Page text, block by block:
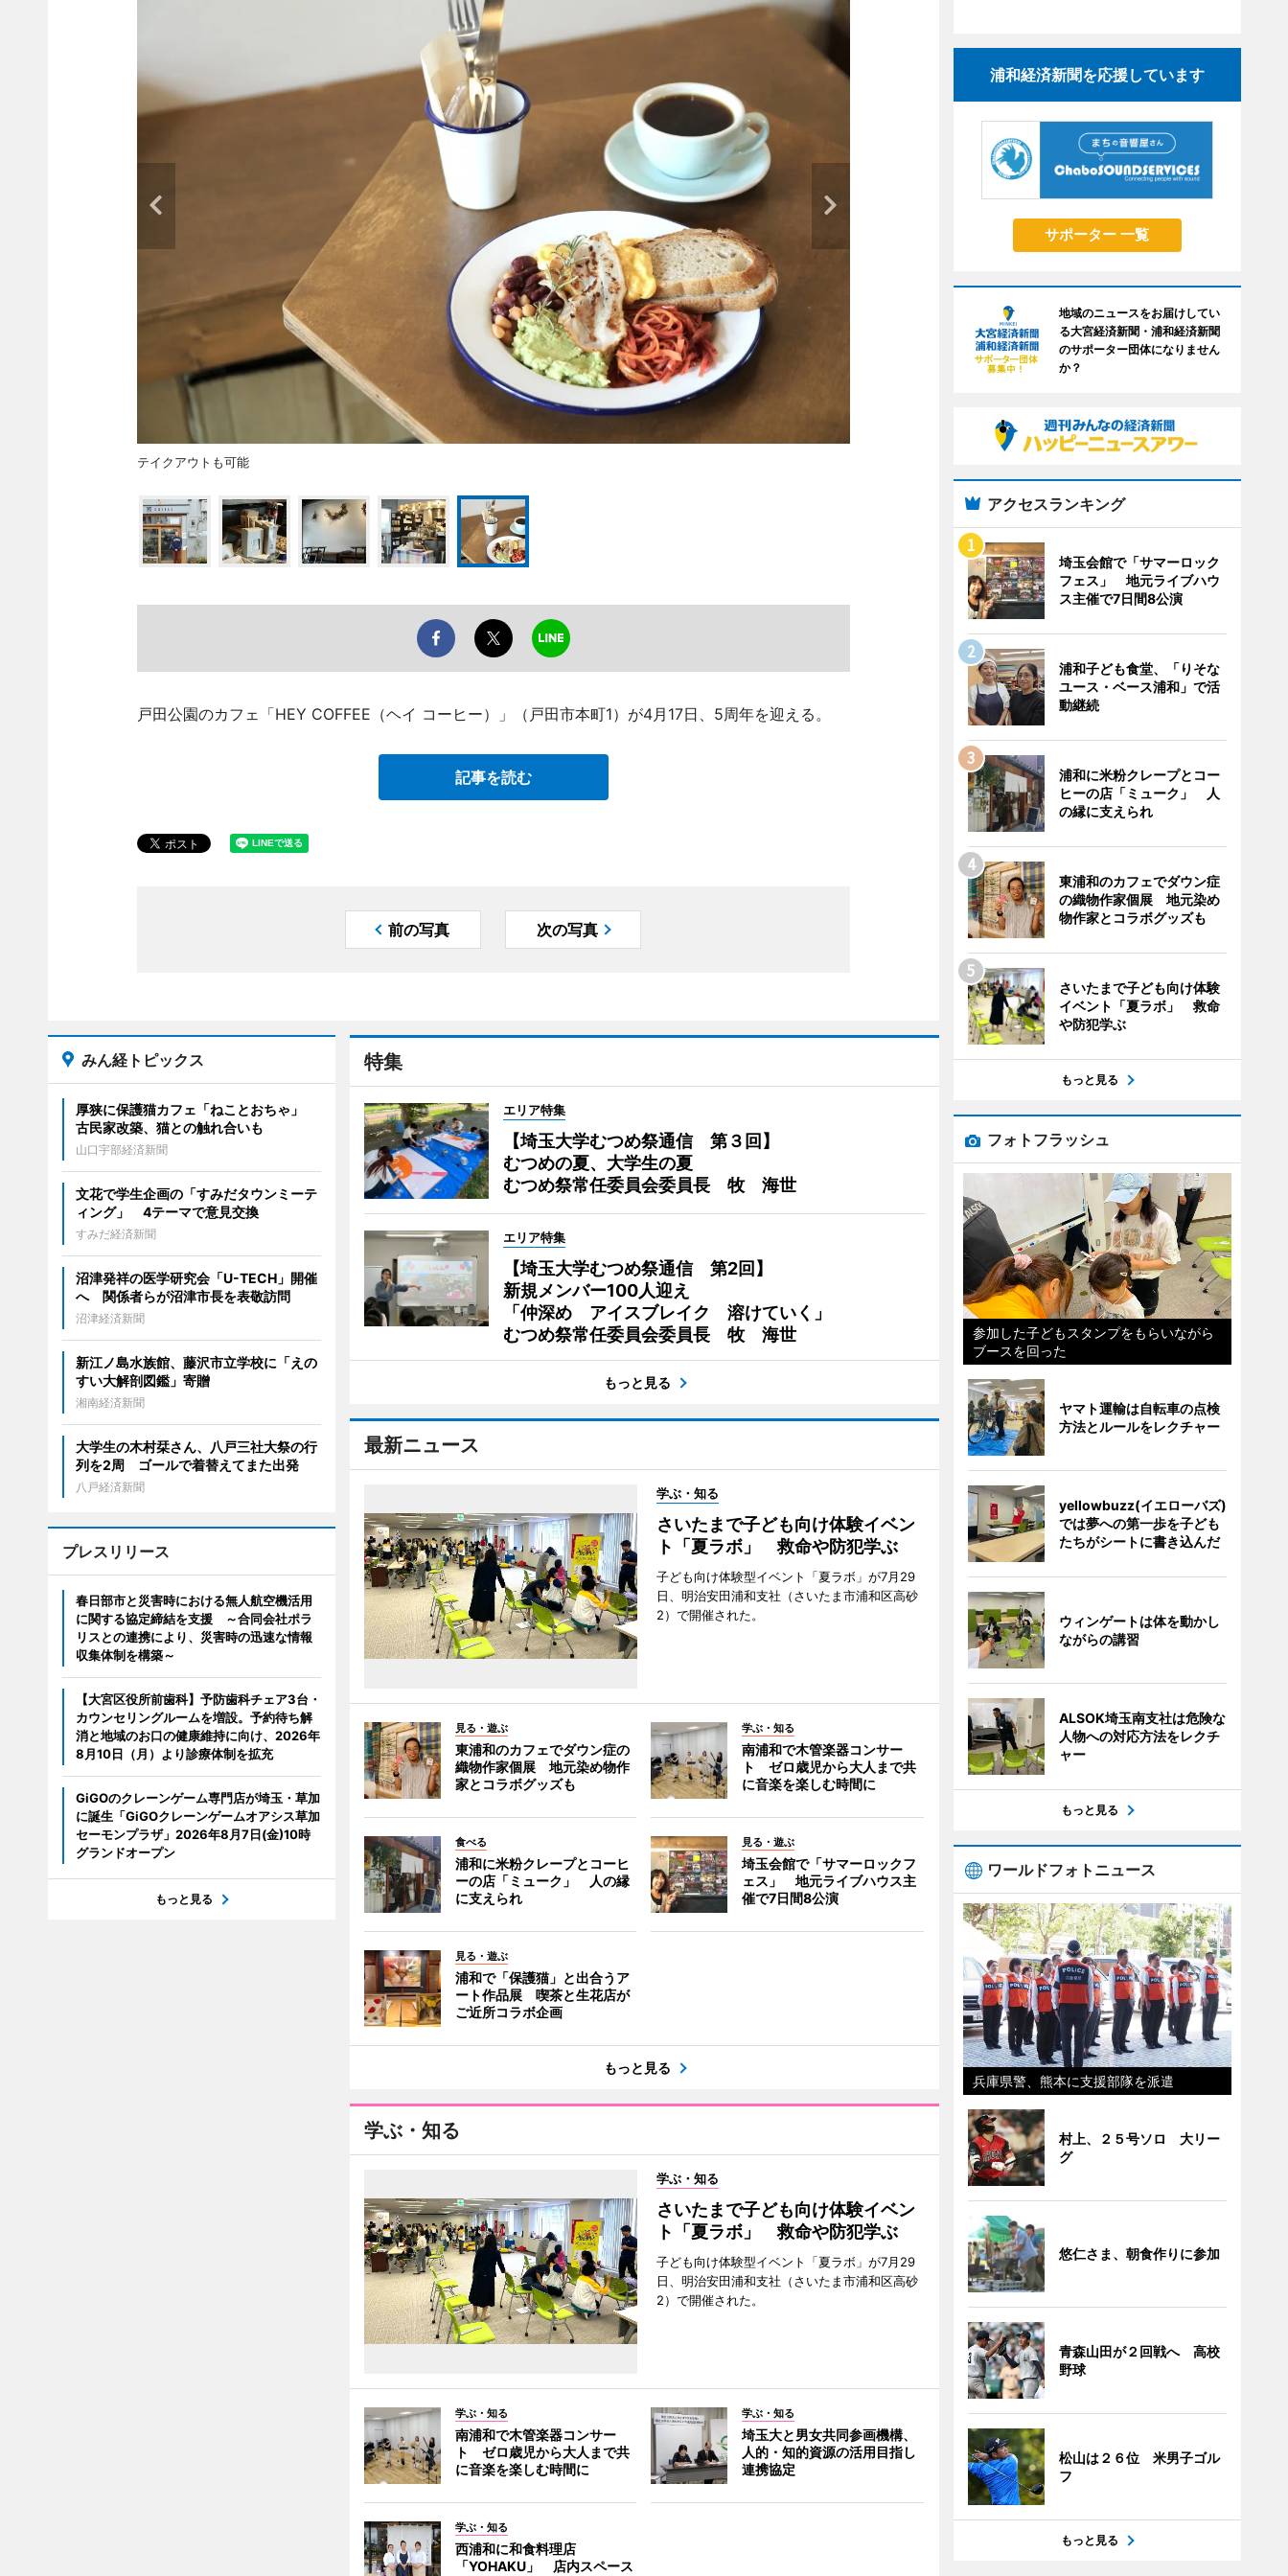
テイクアウトも可能
戸田公園のカフェ「HEY COFFEE（ヘイ コーヒー）」（戸田市本町1）が4月17日、5周年を迎える。
記事を読む
前の写真 次の写真
特集
エリア特集
【埼玉大学むつめ祭通信 第３回】
むつめの夏、大学生の夏
むつめ祭常任委員会委員長 牧 海世
エリア特集
【埼玉大学むつめ祭通信 第2回】
新規メンバー100人迎え
「仲深め アイスブレイク 溶けていく」
むつめ祭常任委員会委員長 牧 海世
もっと見る
最新ニュース
学ぶ・知る
さいたまで子ども向け体験イベン
ト「夏ラボ」 救命や防犯学ぶ
子ども向け体験型イベント「夏ラボ」が7月29
日、明治安田浦和支社（さいたま市浦和区高砂
2）で開催された。
見る・遊ぶ
東浦和のカフェでダウン症の
織物作家個展 地元染め物作
家とコラボグッズも
学ぶ・知る
南浦和で木管楽器コンサー
ト ゼロ歳児から大人まで共
に音楽を楽しむ時間に
食べる
浦和に米粉クレープとコーヒ
ーの店「ミューク」 人の縁
に支えられ
見る・遊ぶ
埼玉会館で「サマーロックフ
ェス」 地元ライブハウス主
催で7日間8公演
見る・遊ぶ
浦和で「保護猫」と出合うア
ート作品展 喫茶と生花店が
ご近所コラボ企画
もっと見る
学ぶ・知る
学ぶ・知る
さいたまで子ども向け体験イベン
ト「夏ラボ」 救命や防犯学ぶ
子ども向け体験型イベント「夏ラボ」が7月29
日、明治安田浦和支社（さいたま市浦和区高砂
2）で開催された。
学ぶ・知る
南浦和で木管楽器コンサー
ト ゼロ歳児から大人まで共
に音楽を楽しむ時間に
学ぶ・知る
埼玉大と男女共同参画機構、
人的・知的資源の活用目指し
連携協定
学ぶ・知る
西浦和に和食料理店
「YOHAKU」 店内スペース
みん経トピックス
厚狭に保護猫カフェ「ねことおちゃ」
古民家改築、猫との触れ合いも
山口宇部経済新聞
文花で学生企画の「すみだタウンミーテ
ィング」 4テーマで意見交換
すみだ経済新聞
沼津発祥の医学研究会「U-TECH」開催
へ 関係者らが沼津市長を表敬訪問
沼津経済新聞
新江ノ島水族館、藤沢市立学校に「えの
すい大解剖図鑑」寄贈
湘南経済新聞
大学生の木村栞さん、八戸三社大祭の行
列を2周 ゴールで着替えてまた出発
八戸経済新聞
プレスリリース
春日部市と災害時における無人航空機活用
に関する協定締結を支援 ～合同会社ポラ
リスとの連携により、災害時の迅速な情報
収集体制を構築～
【大宮区役所前歯科】予防歯科チェア3台・
カウンセリングルームを増設。予約待ち解
消と地域のお口の健康維持に向け、2026年
8月10日（月）より診療体制を拡充
GiGOのクレーンゲーム専門店が埼玉・草加
に誕生「GiGOクレーンゲームオアシス草加
セーモンプラザ」2026年8月7日(金)10時
グランドオープン
もっと見る
浦和経済新聞を応援しています
サポーター 一覧
地域のニュースをお届けしてい
る大宮経済新聞・浦和経済新聞
のサポーター団体になりません
か？
アクセスランキング
埼玉会館で「サマーロック
フェス」 地元ライブハウ
ス主催で7日間8公演
浦和子ども食堂、「りそな
ユース・ベース浦和」で活
動継続
浦和に米粉クレープとコー
ヒーの店「ミューク」 人
の縁に支えられ
東浦和のカフェでダウン症
の織物作家個展 地元染め
物作家とコラボグッズも
さいたまで子ども向け体験
イベント「夏ラボ」 救命
や防犯学ぶ
もっと見る
フォトフラッシュ
参加した子どもスタンプをもらいながら
ブースを回った
ヤマト運輸は自転車の点検
方法とルールをレクチャー
yellowbuzz(イエローバズ)
では夢への第一歩を子ども
たちがシートに書き込んだ
ウィンゲートは体を動かし
ながらの講習
ALSOK埼玉南支社は危険な
人物への対応方法をレクチ
ャー
もっと見る
ワールドフォトニュース
兵庫県警、熊本に支援部隊を派遣
村上、２５号ソロ 大リー
グ
悠仁さま、朝食作りに参加
青森山田が２回戦へ 高校
野球
松山は２６位 米男子ゴル
フ
もっと見る